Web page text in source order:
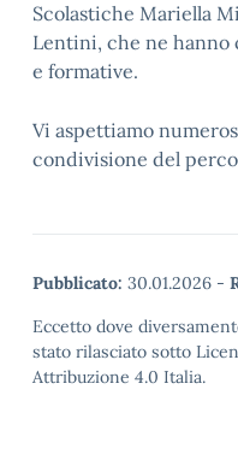
Scolastiche Mariella
Lentini, che ne hanno
e formative.
Vi aspettiamo
condivisione del
Pubblicato: 30.01.2026 -
Eccetto dove
stato rilasciato sotto
Attribuzione 4.0 Italia.